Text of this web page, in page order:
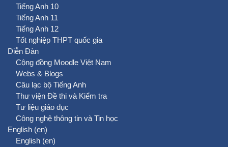
Tiếng Anh 10
Tiếng Anh 11
Tiếng Anh 12
Tốt nghiệp THPT quốc gia
Diễn Đàn
Cộng đồng Moodle Việt Nam
Webs & Blogs
Câu lạc bộ Tiếng Anh
Thư viện Đề thi và Kiểm tra
Tư liệu giáo dục
Công nghệ thông tin và Tin học
English ‎(en)‎
English ‎(en)‎